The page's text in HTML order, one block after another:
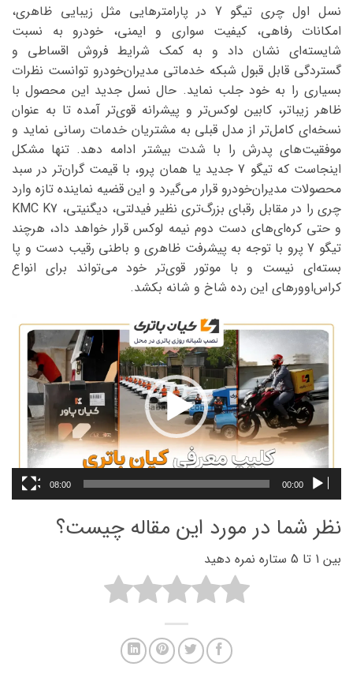
نسل اول چری تیگو 7 در پارامترهایی مثل زیبایی ظاهری،
امکانات رفاهی، کیفیت سواری و ایمنی، خودرو به نسبت
شایسته‌ای نشان داد و به کمک شرایط فروش اقساطی و
گستردگی قابل قبول شبکه خدماتی مدیران‌خودرو توانست نظرات
بسیاری را به خود جلب نماید. حال نسل جدید این محصول با
ظاهر زیباتر، کابین لوکس‌تر و پیشرانه قوی‌تر آمده تا به عنوان
نسخه‌ای کامل‌تر از مدل قبلی به مشتریان خدمات رسانی نماید و
موفقیت‌های پدرش را با شدت بیشتر ادامه دهد. تنها مشکل
اینجاست که تیگو 7 جدید یا همان پرو، با قیمت گران‌تر در سبد
محصولات مدیران‌خودرو قرار می‌گیرد و این قضیه نماینده تازه وارد
چری را در مقابل رقبای بزرگ‌تری نظیر فیدلتی، دیگنیتی، KMC K7
و حتی کره‌ای‌های دست دوم نیمه لوکس قرار خواهد داد، هرچند
تیگو 7 پرو با توجه به پیشرفت ظاهری و باطنی رقیب دست و پا
بسته‌ای نیست و با موتور قوی‌تر خود می‌تواند برای انواع
کراس‌اوورهای این رده شاخ و شانه بکشد.
نمایشگر
ویدیو
00:00
08:00
نظر شما در مورد این مقاله چیست؟
بین 1 تا 5 ستاره نمره دهید